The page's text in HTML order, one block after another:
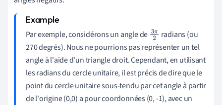
Par exemple, considérons un angle de 3π
2
radians (ou
270 degrés). Nous ne pourrions pas représenter un tel
angle à l'aide d'un triangle droit. Cependant, en utilisant
les radians du cercle unitaire, il est précis de dire que le
point du cercle unitaire sous-tendu par cet angle à partir
de l'origine (0,0) a pour coordonnées (0, -1), avec un